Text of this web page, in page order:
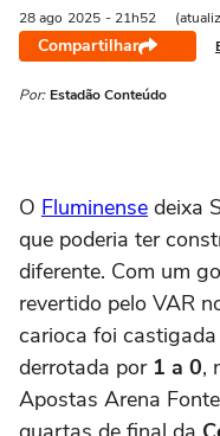
28 ago 2025 - 21h52
Compartilhar
Por: Estadão Conteúdo
O Fluminense deixa
que poderia ter
diferente. Com um
revertido pelo VAR
carioca foi
derrotada por 1 a 0,
Apostas Arena